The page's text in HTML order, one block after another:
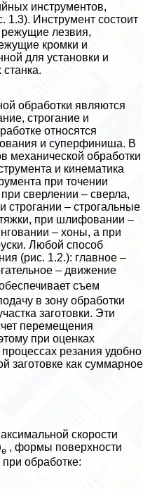
инструментов,
1.3). Инструмент состоит
лезвия,
кромки и
для установки и
обработки являются
строгание и
относятся
и суперфиниша. В
механической обработки
и кинематика
при точении
сверлении – сверла,
– строгальные
при шлифовании –
– хоны, а при
Любой способ
(рис. 1.2.): главное –
– движение
съем
в зону обработки
заготовки. Эти
перемещения
при оценках
резания удобно
заготовке как суммарное
скорости
е , формы поверхности
обработке: